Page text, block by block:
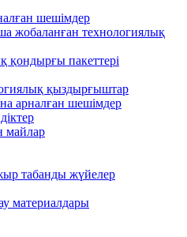
шешімдер
жобаланған технологиялық
қондырғы пакеттері
қыздырғыштар
арналған шешімдер
майлар
табанды жүйелер
материалдары